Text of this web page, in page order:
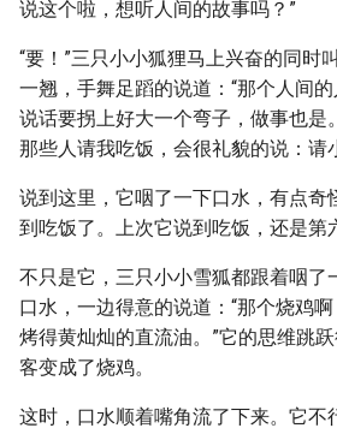
说这个啦，想听人间的故事吗？”
“要！”三只小小狐狸马上兴奋的同时
一翘，手舞足蹈的说道：“那个人间
说话要拐上好大一个弯子，做事也是
那些人请我吃饭，会很礼貌的说：请
说到这里，它咽了一下口水，有点奇
到吃饭了。上次它说到吃饭，还是第
不只是它，三只小小雪狐都跟着咽了
口水，一边得意的说道：“那个烧鸡
烤得黄灿灿的直流油。”它的思维跳
客变成了烧鸡。
这时，口水顺着嘴角流了下来。它不